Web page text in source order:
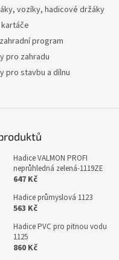
vozíky, hadicové držáky
zahradní program
pro zahradu
pro stavbu a dílnu
Hadice VALMON PROFI
neprůhledná zelená-1119ZE
647 Kč
Hadice průmyslová 1123
563 Kč
Hadice PVC pro pitnou vodu
1125
860 Kč